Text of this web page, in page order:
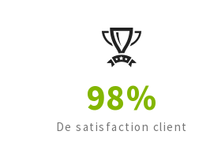
98%
De satisfaction client